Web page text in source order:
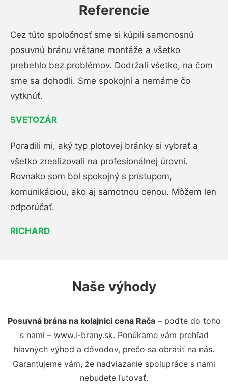
Referencie
Cez túto spoločnosť sme si kúpili samonosnú
posuvnú bránu vrátane montáže a všetko
prebehlo bez problémov. Dodržali všetko, na čom
sme sa dohodli. Sme spokojní a nemáme čo
vytknúť.
SVETOZÁR
Poradili mi, aký typ plotovej bránky si vybrať a
všetko zrealizovali na profesionálnej úrovni.
Rovnako som bol spokojný s prístupom,
komunikáciou, ako aj samotnou cenou. Môžem len
odporúčať.
RICHARD
Naše výhody
Posuvná brána na kolajnici cena Rača– poďte do toho
s nami – www.i-brany.sk. Ponúkame vám prehľad
hlavných výhod a dôvodov, prečo sa obrátiť na nás.
Garantujeme vám, že nadviazanie spolupráce s nami
nebudete ľutovať.